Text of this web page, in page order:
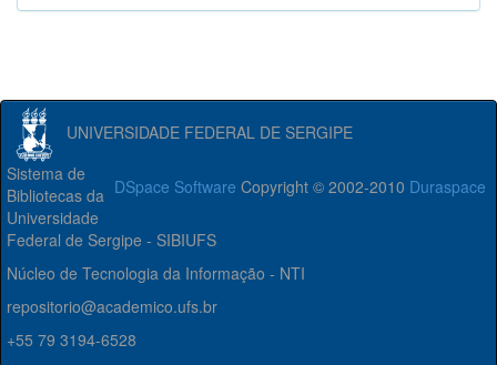
UNIVERSIDADE FEDERAL DE SERGIPE
DSpace Software Copyright © 2002-2010 Duraspace
Sistema de
Bibliotecas da
Universidade
Federal de Sergipe - SIBIUFS
Núcleo de Tecnologia da Informação - NTI
repositorio@academico.ufs.br
+55 79 3194-6528